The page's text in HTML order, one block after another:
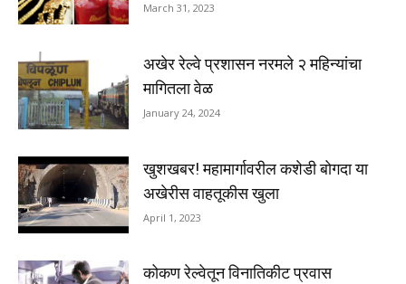
March 31, 2023
अखेर रेल्वे प्रशासन नरमले २ महिन्यांचा
मागितला वेळ
January 24, 2024
खुशखबर! महामार्गावरील कशेडी बोगदा या
अखेरीस वाहतूकीस खुला
April 1, 2023
कोकण रेल्वेतून विनातिकीट प्रवास